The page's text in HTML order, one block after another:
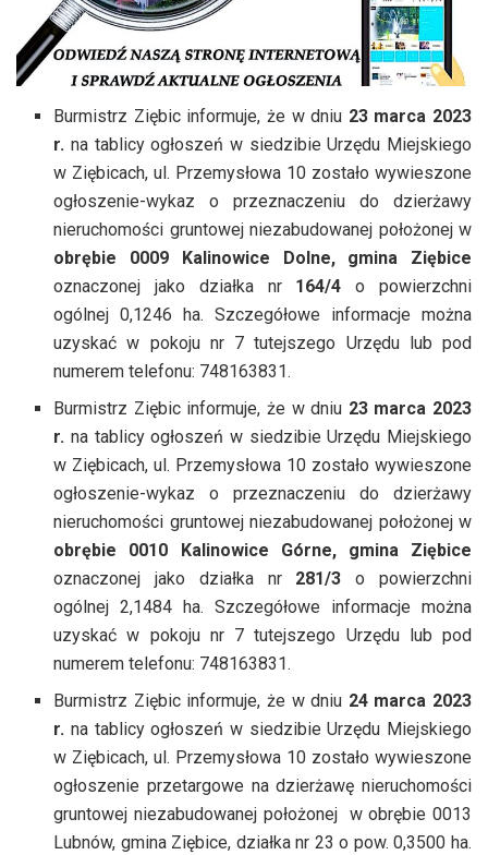
Burmistrz Ziębic informuje, że w dniu 23 marca 2023
r. na tablicy ogłoszeń w siedzibie Urzędu Miejskiego
w Ziębicach, ul. Przemysłowa 10 zostało wywieszone
ogłoszenie-wykaz o przeznaczeniu do dzierżawy
nieruchomości gruntowej niezabudowanej położonej w
obrębie 0009 Kalinowice Dolne, gmina Ziębice
oznaczonej jako działka nr 164/4o powierzchni
ogólnej 0,1246 ha. Szczegółowe informacje można
uzyskać w pokoju nr 7 tutejszego Urzędu lub pod
numerem telefonu: 748163831.
Burmistrz Ziębic informuje, że w dniu 23 marca 2023
r. na tablicy ogłoszeń w siedzibie Urzędu Miejskiego
w Ziębicach, ul. Przemysłowa 10 zostało wywieszone
ogłoszenie-wykaz o przeznaczeniu do dzierżawy
nieruchomości gruntowej niezabudowanej położonej w
obrębie 0010 Kalinowice Górne, gmina Ziębice
oznaczonej jako działka nr 281/3o powierzchni
ogólnej 2,1484 ha. Szczegółowe informacje można
uzyskać w pokoju nr 7 tutejszego Urzędu lub pod
numerem telefonu: 748163831.
Burmistrz Ziębic informuje, że w dniu 24 marca 2023
r. na tablicy ogłoszeń w siedzibie Urzędu Miejskiego
w Ziębicach, ul. Przemysłowa 10 zostało wywieszone
ogłoszenie przetargowe na dzierżawę nieruchomości
gruntowej niezabudowanej położonej w obrębie 0013
Lubnów, gmina Ziębice, działka nr 23 o pow. 0,3500 ha.